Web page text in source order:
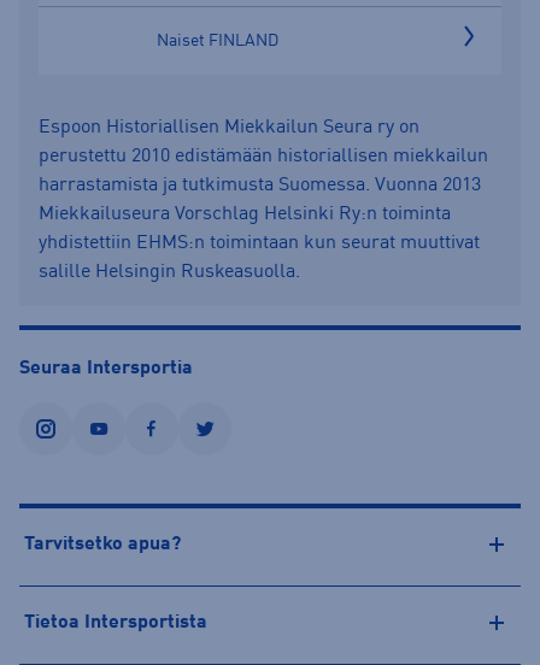
Naiset FINLAND
Espoon Historiallisen Miekkailun Seura ry on
perustettu 2010 edistämään historiallisen miekkailun
harrastamista ja tutkimusta Suomessa. Vuonna 2013
Miekkailuseura Vorschlag Helsinki Ry:n toiminta
yhdistettiin EHMS:n toimintaan kun seurat muuttivat
salille Helsingin Ruskeasuolla.
Seuraa Intersportia
instagramyoutubefacebooktwitter
Tarvitsetko apua?
Tietoa Intersportista